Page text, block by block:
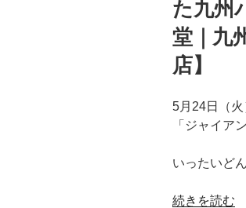
た九州
堂｜九
店】
5月24日（火
「ジャイア
いったいど
“【熊
続きを読む